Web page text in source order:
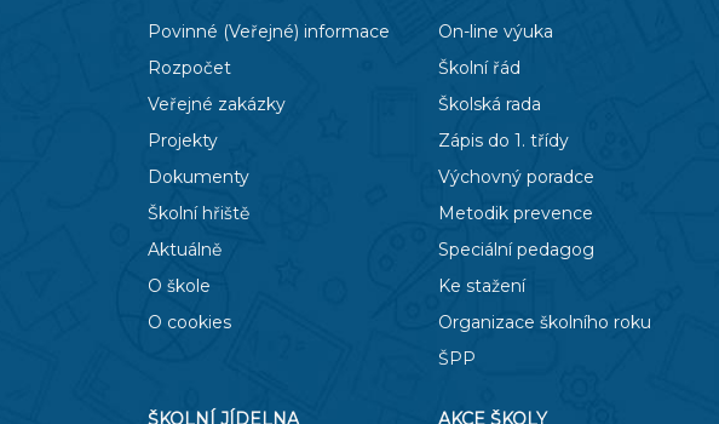
Povinné (Veřejné) informace
Rozpočet
Veřejné zakázky
Projekty
Dokumenty
Školní hřiště
Aktuálně
O škole
O cookies
On-line výuka
Školní řád
Školská rada
Zápis do 1. třídy
Výchovný poradce
Metodik prevence
Speciální pedagog
Ke stažení
Organizace školního roku
ŠPP
ŠKOLNÍ JÍDELNA AKCE ŠKOLY